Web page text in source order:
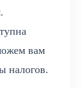
вам
налогов.